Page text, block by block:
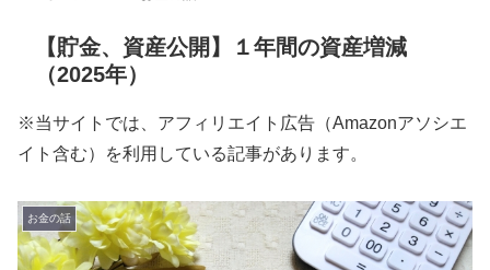
【貯金、資産公開】１年間の資産増減
（2025年）
※当サイトでは、アフィリエイト広告（Amazonアソシエ
イト含む）を利用している記事があります。
お金の話